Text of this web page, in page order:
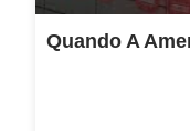
Quando A